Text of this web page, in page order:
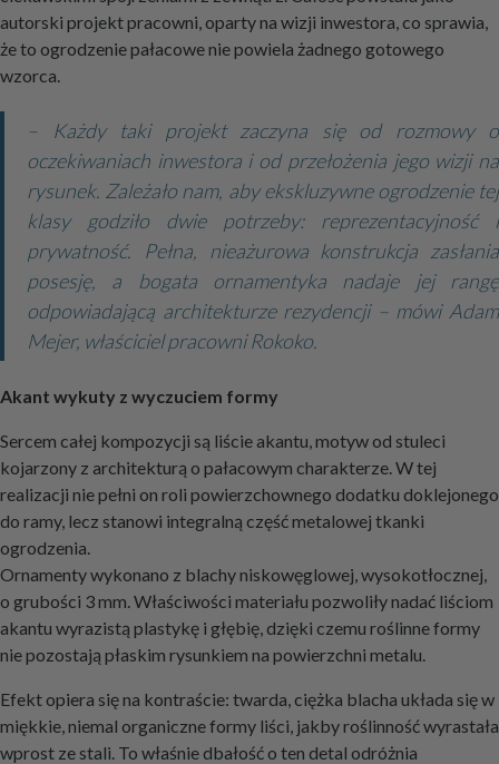
autorski projekt pracowni, oparty na wizji inwestora, co sprawia,
że to ogrodzenie pałacowe nie powiela żadnego gotowego
wzorca.
– Każdy taki projekt zaczyna się od rozmowy o
oczekiwaniach inwestora i od przełożenia jego wizji na
rysunek. Zależało nam, aby ekskluzywne ogrodzenie tej
klasy godziło dwie potrzeby: reprezentacyjność i
prywatność. Pełna, nieażurowa konstrukcja zasłania
posesję, a bogata ornamentyka nadaje jej rangę
odpowiadającą architekturze rezydencji – mówi Adam
Mejer, właściciel pracowni Rokoko.
Akant wykuty z wyczuciem formy
Sercem całej kompozycji są liście akantu, motyw od stuleci
kojarzony z architekturą o pałacowym charakterze. W tej
realizacji nie pełni on roli powierzchownego dodatku doklejonego
do ramy, lecz stanowi integralną część metalowej tkanki
ogrodzenia.
Ornamenty wykonano z blachy niskowęglowej, wysokotłocznej,
o grubości 3 mm. Właściwości materiału pozwoliły nadać liściom
akantu wyrazistą plastykę i głębię, dzięki czemu roślinne formy
nie pozostają płaskim rysunkiem na powierzchni metalu.
Efekt opiera się na kontraście: twarda, ciężka blacha układa się w
miękkie, niemal organiczne formy liści, jakby roślinność wyrastała
wprost ze stali. To właśnie dbałość o ten detal odróżnia